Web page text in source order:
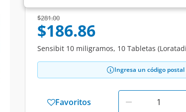
Price reduced from
$281.00to
$186.86
Sensibit 10 miligramos, 10 Tabletas
Ingresa un código postal
Favoritos